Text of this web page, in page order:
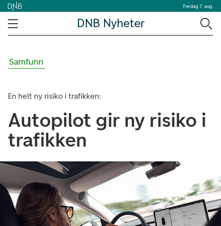
Fredag 7. aug.
DNB Nyheter
Samfunn
En helt ny risiko i trafikken:
Autopilot gir ny risiko i
trafikken